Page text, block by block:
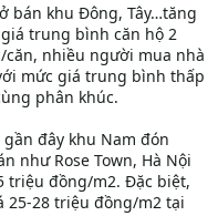
bán khu Đông, Tây…tăng
trung bình căn hộ 2
nhiều người mua nhà
mức giá trung bình thấp
phân khúc.
đây khu Nam đón
như Rose Town, Hà Nội
triệu đồng/m2. Đặc biệt,
25-28 triệu đồng/m2 tại